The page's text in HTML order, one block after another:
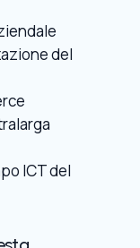
del
ICT del